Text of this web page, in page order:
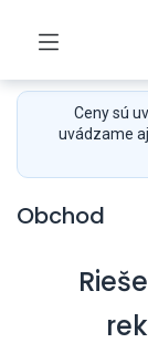
Ceny sú
uvádzame
Obchod